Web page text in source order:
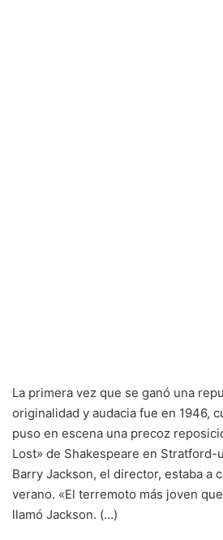
La primera vez que se ganó una
originalidad y audacia fue en 1946,
puso en escena una precoz
Lost» de Shakespeare en Stratford-
Barry Jackson, el director, estaba a
verano. «El terremoto más joven
llamó Jackson. (…)